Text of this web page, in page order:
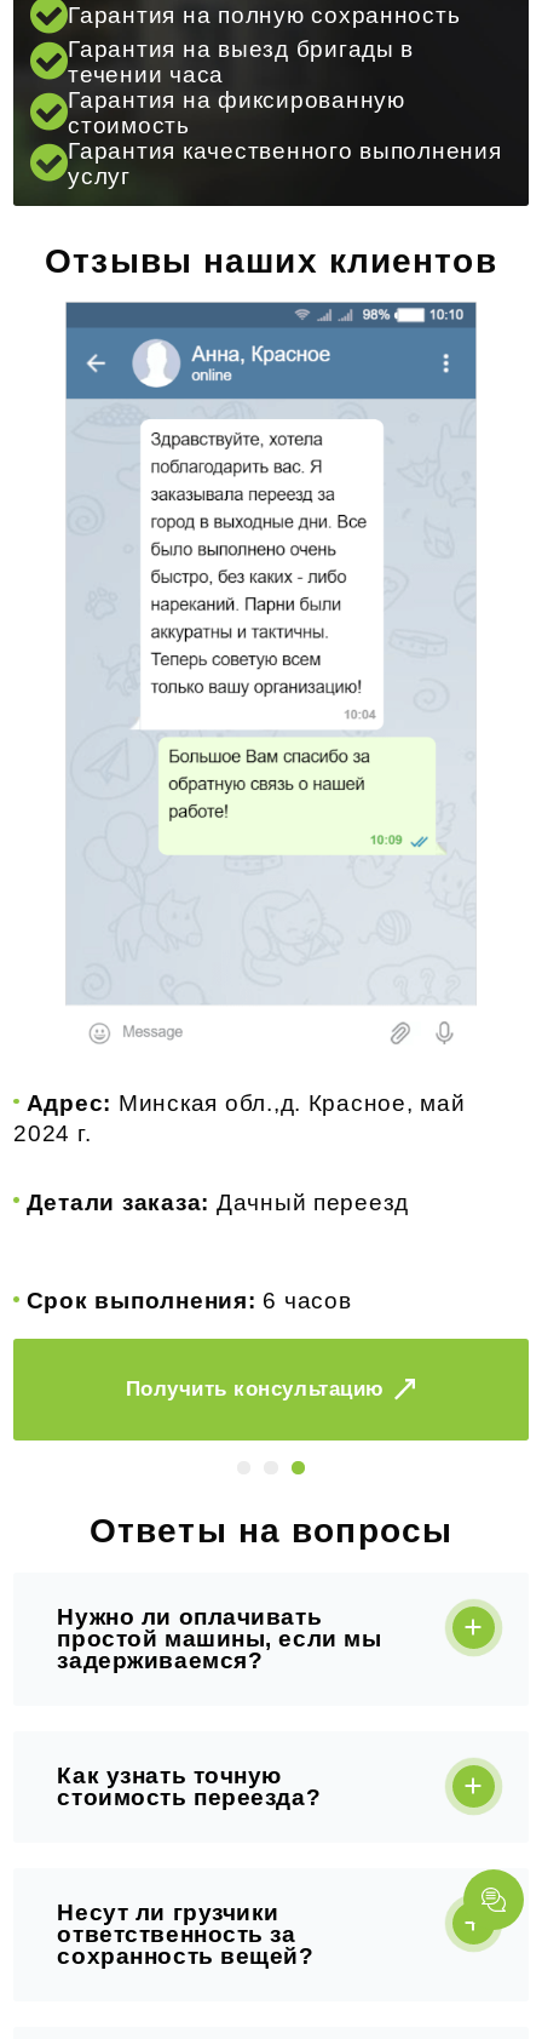
Гарантия на полную сохранность
Гарантия на выезд бригады в
течении часа
Гарантия на фиксированную
стоимость
Гарантия качественного выполнения
услуг
Отзывы наших клиентов
Адрес: г. Минск , август 2022 г.
Детали заказа: Квартирный переезд
Срок выполнения: 5 часов
Получить консультацию
Ответы на вопросы
Нужно ли оплачивать
простой машины, если мы
задерживаемся?
Как узнать точную
стоимость переезда?
Несут ли грузчики
ответственность за
сохранность вещей?